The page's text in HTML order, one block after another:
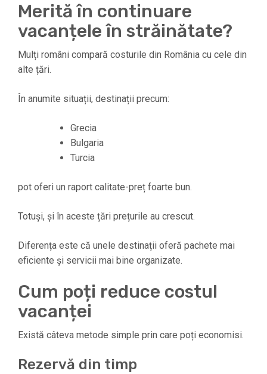
Merită în continuare
vacanțele în străinătate?
Mulți români compară costurile din România cu cele din
alte țări.
În anumite situații, destinații precum:
Grecia
Bulgaria
Turcia
pot oferi un raport calitate-preț foarte bun.
Totuși, și în aceste țări prețurile au crescut.
Diferența este că unele destinații oferă pachete mai
eficiente și servicii mai bine organizate.
Cum poți reduce costul
vacanței
Există câteva metode simple prin care poți economisi.
Rezervă din timp